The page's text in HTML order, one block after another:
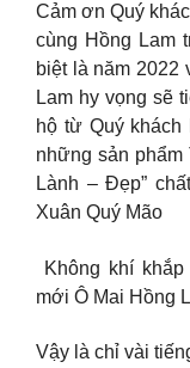
Cảm ơn Quý
cùng Hồng Lam
biệt là năm 2022
Lam hy vọng sẽ
hộ từ Quý khách
những sản phẩm
Lành – Đẹp”
Xuân Quý Mão
Không khí
mới ️Ô Mai Hồng
Vậy là chỉ vài